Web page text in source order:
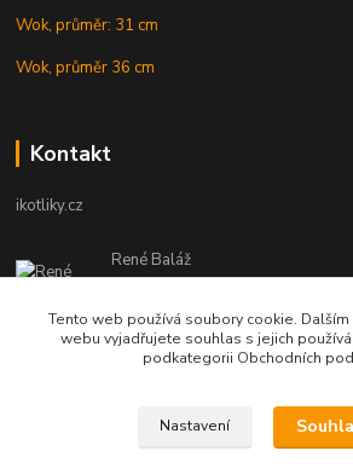
Wok, průměr: 31 cm
Wok, průměr 36 cm
Kontakt
ikotliky.cz
René Baláž
Eshop: +421 902 212
od 8:00 - do 16:00 hod
info@ikotliky.cz
Tento web používá soubory cookie.
webu vyjadřujete souhlas s jejich
podkategorii Obchodních
Nastavení